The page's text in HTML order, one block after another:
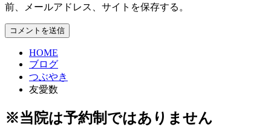
前、メールアドレス、サイトを保存する。
HOME
ブログ
つぶやき
友愛数
※当院は予約制ではありません